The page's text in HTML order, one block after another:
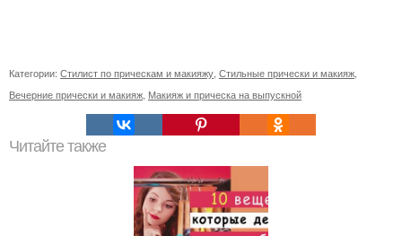
Категории: Стилист по прическам и макияжу Стильные прически и макияж
Вечерние прически и макияж Макияж и прическа на выпускной
Читайте также